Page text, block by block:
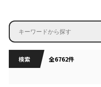
検索 全6762件